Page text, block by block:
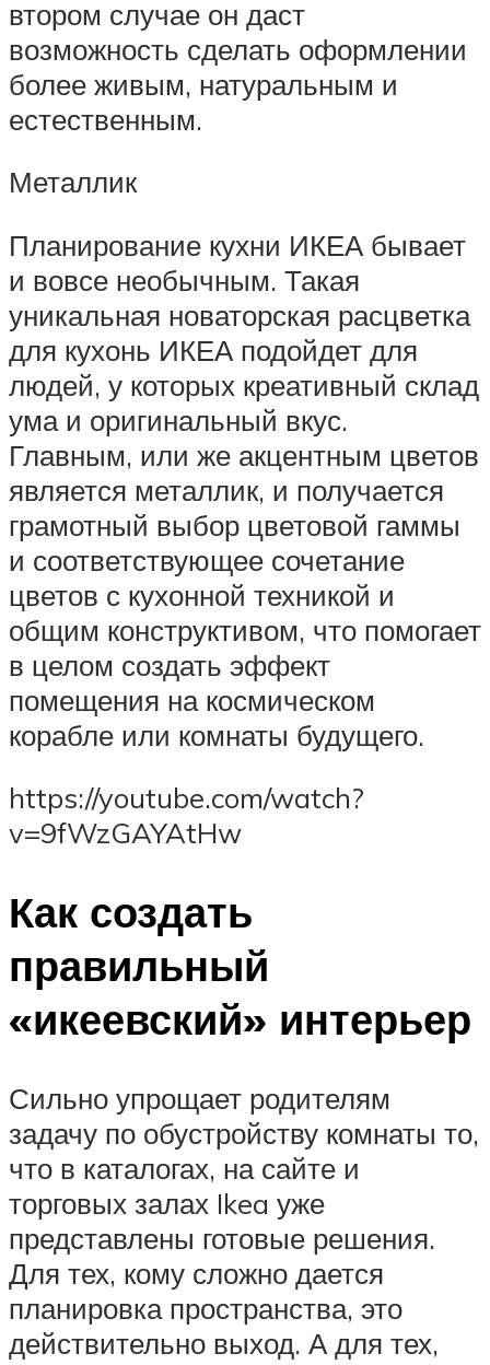
втором случае он даст
возможность сделать оформлении
более живым, натуральным и
естественным.
Металлик
Планирование кухни ИКЕА бывает
и вовсе необычным. Такая
уникальная новаторская расцветка
для кухонь ИКЕА подойдет для
людей, у которых креативный склад
ума и оригинальный вкус.
Главным, или же акцентным цветов
является металлик, и получается
грамотный выбор цветовой гаммы
и соответствующее сочетание
цветов с кухонной техникой и
общим конструктивом, что помогает
в целом создать эффект
помещения на космическом
корабле или комнаты будущего.
https://youtube.com/watch?
v=9fWzGAYAtHw
Как создать
правильный
«икеевский» интерьер
Сильно упрощает родителям
задачу по обустройству комнаты то,
что в каталогах, на сайте и
торговых залах Ikea уже
представлены готовые решения.
Для тех, кому сложно дается
планировка пространства, это
действительно выход. А для тех,